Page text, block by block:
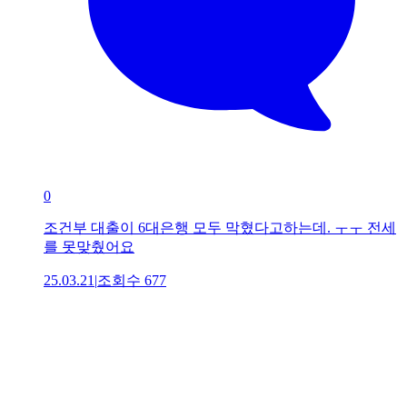
0
조건부 대출이 6대은행 모두 막혔다고하는데. ㅜㅜ 전세
를 못맞췄어요
25.03.21 |조회수 677